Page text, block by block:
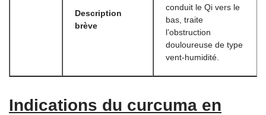
Description
brève
conduit le Qi vers le
bas, traite
l’obstruction
douloureuse de type
vent-humidité.
Indications du curcuma en